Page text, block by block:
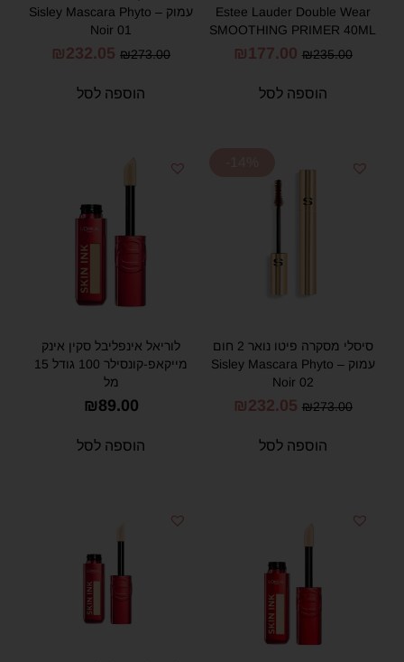
Estee Lauder Double Wear
SMOOTHING PRIMER 40ML
₪235.00
₪177.00
הוספה לסל
עמוק – Sisley Mascara Phyto
Noir 01
₪273.00
₪232.05
הוספה לסל
סיסלי מסקרה פיטו נואר 2 חום
עמוק – Sisley Mascara Phyto
Noir 02
₪273.00
₪232.05
הוספה לסל
לוריאל אינפליבל סקין אינק
מייקאפ-קונסילר 100 גודל 15
מל
₪89.00
הוספה לסל